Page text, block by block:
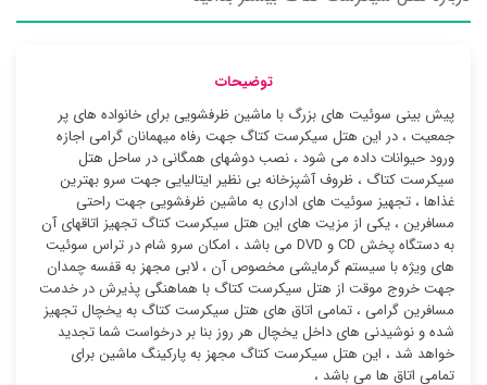
توضیحات
پیش بینی سوئیت های بزرگ با ماشین ظرفشویی برای خانواده های پر
جمعیت ، در این هتل سیکرست کتاگ جهت رفاه میهمانان گرامی اجازه
ورود حیوانات داده می شود ، نصب دوشهای همگانی در ساحل هتل
سیکرست کتاگ ، ظروف آشپزخانه بی نظیر ایتالیایی جهت سرو بهترین
غذاها ، تجهیز سوئیت ‌های اداری به ماشین ظرفشویی جهت راحتی
مسافرین ، یکی از مزیت های این هتل سیکرست کتاگ تجهیز اتاقهای آن
به دستگاه پخش CD و DVD می باشد ، امکان سرو شام در تراس سوئیت
‌های ویژه با سیستم گرمایشی مخصوص آن ، لابی مجهز به قفسه چمدان
جهت خروج موقت از هتل سیکرست کتاگ با هماهنگی پذیرش در خدمت
مسافرین گرامی ، تمامی اتاق های هتل سیکرست کتاگ به یخچال تجهیز
شده و نوشیدنی های داخل یخچال هر روز بنا بر درخواست شما تجدید
خواهد شد ، این هتل سیکرست کتاگ مجهز به پارکینگ ماشین برای
تمامی اتاق ها می باشد ،